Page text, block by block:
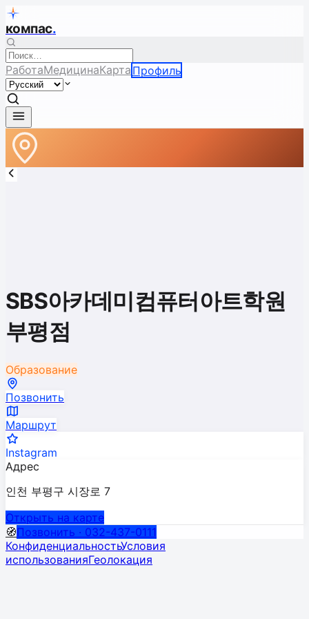
компас.
РаботаМедицинаКарта Профиль
SBS아카데미컴퓨터아트학원
부평점
Образование
Позвонить
Маршрут
Instagram
Адрес
인천 부평구 시장로 7
Открыть на карте
🧭Позвонить · 032-437-0111
КонфиденциальностьУсловия
использованияГеолокация